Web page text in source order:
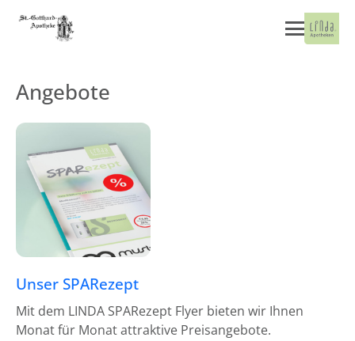
Angebote
Unser SPARezept
Mit dem LINDA SPARezept Flyer bieten wir Ihnen
Monat für Monat attraktive Preisangebote.